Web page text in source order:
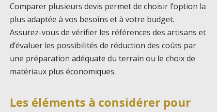
Comparer plusieurs devis permet de choisir l’option la
plus adaptée à vos besoins et à votre budget.
Assurez-vous de vérifier les références des artisans et
d’évaluer les possibilités de réduction des coûts par
une préparation adéquate du terrain ou le choix de
matériaux plus économiques.
Les éléments à considérer pour